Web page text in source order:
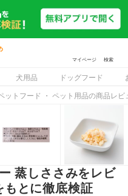
マイページ 検索
犬用品 ドッグフード
ットフード ・ ペット用品の商品レビ
蒸しささみをレビ
もとに徹底検証